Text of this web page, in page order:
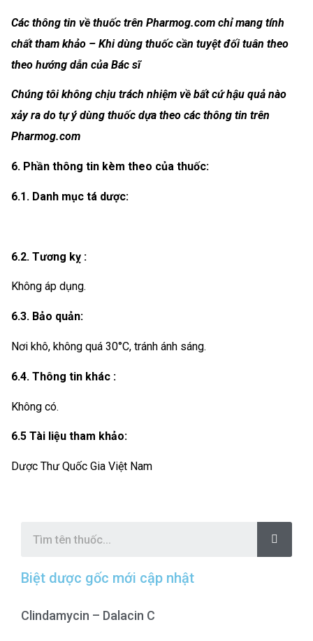
Các thông tin về thuốc trên Pharmog.com chỉ mang tính
chất tham khảo – Khi dùng thuốc cần tuyệt đối tuân theo
theo hướng dẫn của Bác sĩ
Chúng tôi không chịu trách nhiệm về bất cứ hậu quả nào
xảy ra do tự ý dùng thuốc dựa theo các thông tin trên
Pharmog.com
6. Phần thông tin kèm theo của thuốc:
6.1. Danh mục tá dược:
6.2. Tương kỵ :
Không áp dụng.
6.3. Bảo quản:
Nơi khô, không quá 30°C, tránh ánh sáng.
6.4. Thông tin khác :
Không có.
6.5 Tài liệu tham khảo:
Dược Thư Quốc Gia Việt Nam
S
r
Biệt dược gốc mới cập nhật
Clindamycin – Dalacin C